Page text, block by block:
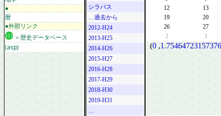
●
暦
●外部リンク
＞歴史データベース
(asp)
シラバス
…過去から
2012-H24
2013-H25
2014-H26
2015-H27
2016-H28
2017-H29
2018-H30
2019-H31
…
12
13
19
20
26
27
2
3
(0 ,